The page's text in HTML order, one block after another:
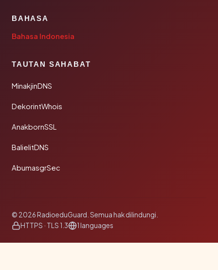
BAHASA
Bahasa Indonesia
TAUTAN SAHABAT
MinakjinDNS
DekorintWhois
AnakbornSSL
BalielitDNS
AbumasgrSec
© 2026 RadioeduGuard. Semua hak dilindungi.
HTTPS · TLS 1.3
1 languages